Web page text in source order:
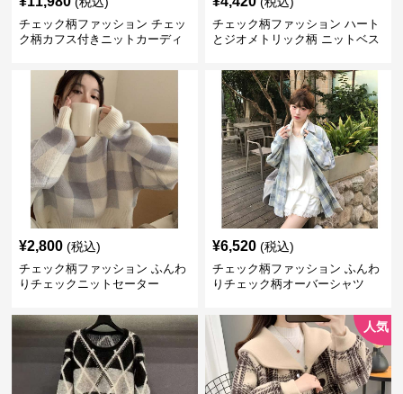
チェック柄ファッション チェッ
ク柄カフス付きニットカーディ
チェック柄ファッション ハート
とジオメトリック柄 ニットベス
¥2,800 (税込)
チェック柄ファッション ふんわ
りチェックニットセーター
¥6,520 (税込)
チェック柄ファッション ふんわ
りチェック柄オーバーシャツ
人気